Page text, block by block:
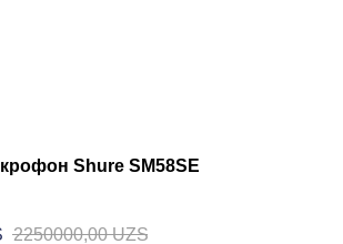
Shure SM58SE
2250000,00 UZS